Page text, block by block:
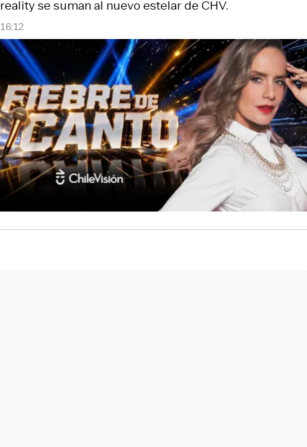
16:12
reality se suman al nuevo estelar de CHV.